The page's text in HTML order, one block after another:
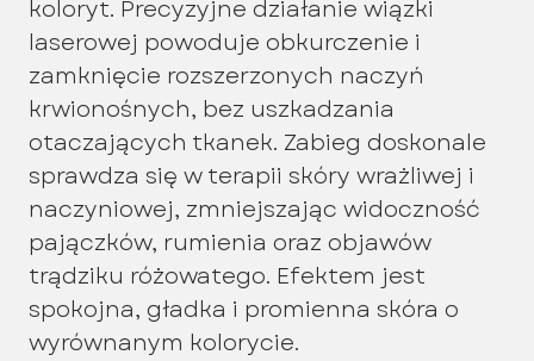
koloryt. Precyzyjne działanie wiązki
laserowej powoduje obkurczenie i
zamknięcie rozszerzonych naczyń
krwionośnych, bez uszkadzania
otaczających tkanek. Zabieg doskonale
sprawdza się w terapii skóry wrażliwej i
naczyniowej, zmniejszając widoczność
pajączków, rumienia oraz objawów
trądziku różowatego. Efektem jest
spokojna, gładka i promienna skóra o
wyrównanym kolorycie.